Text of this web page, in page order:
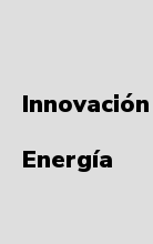
Innovación
Energía